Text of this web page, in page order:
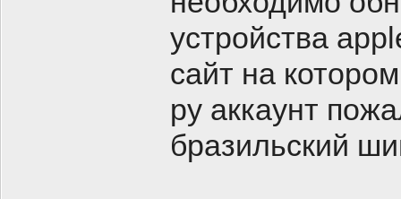
устройства
сайт на
ру аккаунт
бразильский